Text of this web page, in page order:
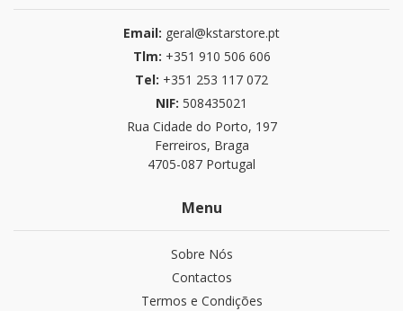
Email: geral@kstarstore.pt
Tlm: +351 910 506 606
Tel: +351 253 117 072
NIF: 508435021
Rua Cidade do Porto, 197
Ferreiros, Braga
4705-087 Portugal
Menu
Sobre Nós
Contactos
Termos e Condições